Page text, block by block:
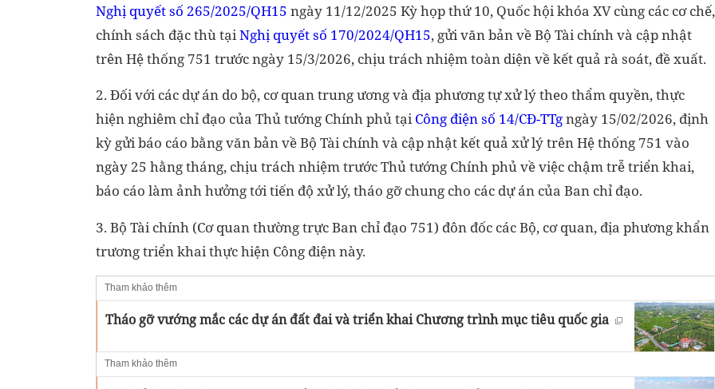
Nghị quyết số 265/2025/QH15 ngày 11/12/2025 Kỳ họp thứ 10, Quốc hội khóa XV cùng các cơ chế,
chính sách đặc thù tạiNghị quyết số 170/2024/QH15, gửi văn bản về Bộ Tài chính và cập nhật
trên Hệ thống 751 trước ngày 15/3/2026, chịu trách nhiệm toàn diện về kết quả rà soát, đề xuất.
2. Đối với các dự án do bộ, cơ quan trung ương và địa phương tự xử lý theo thẩm quyền, thực
hiện nghiêm chỉ đạo của Thủ tướng Chính phủ tạiCông điện số 14/CĐ-TTgngày 15/02/2026, định
kỳ gửi báo cáo bằng văn bản về Bộ Tài chính và cập nhật kết quả xử lý trên Hệ thống 751 vào
ngày 25 hằng tháng, chịu trách nhiệm trước Thủ tướng Chính phủ về việc chậm trễ triển khai,
báo cáo làm ảnh hưởng tới tiến độ xử lý, tháo gỡ chung cho các dự án của Ban chỉ đạo.
3. Bộ Tài chính (Cơ quan thường trực Ban chỉ đạo 751) đôn đốc các Bộ, cơ quan, địa phương khẩn
trương triển khai thực hiện Công điện này.
Tham khảo thêm
Tháo gỡ vướng mắc các dự án đất đai và triển khai Chương trình mục tiêu quốc gia
Tham khảo thêm